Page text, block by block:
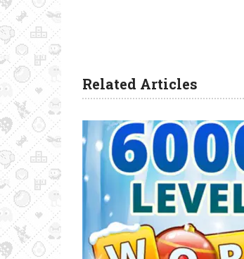
Related Articles